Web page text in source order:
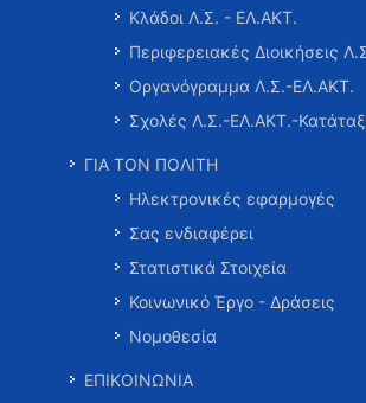
Κλάδοι Λ.Σ. - ΕΛ.ΑΚΤ.
Περιφερειακές Διοικήσεις
Οργανόγραμμα Λ.Σ.-ΕΛ.ΑΚΤ.
Σχολές Λ.Σ.-ΕΛ.ΑΚΤ.-
ΓΙΑ ΤΟΝ ΠΟΛΙΤΗ
Ηλεκτρονικές εφαρμογές
Σας ενδιαφέρει
Στατιστικά Στοιχεία
Κοινωνικό Έργο - Δράσεις
Νομοθεσία
ΕΠΙΚΟΙΝΩΝΙΑ